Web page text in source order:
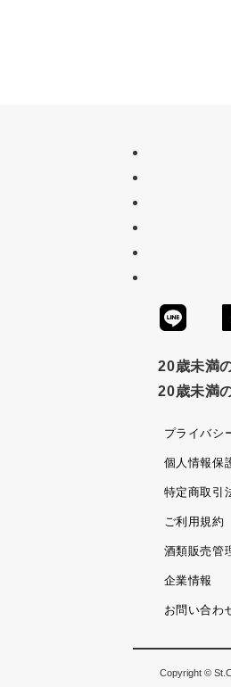
20歳未満
20歳未満
プライバシ
個人情報保
特定商取引
ご利用規約
酒類販売管
企業情報
お問い合わ
Copyright ©